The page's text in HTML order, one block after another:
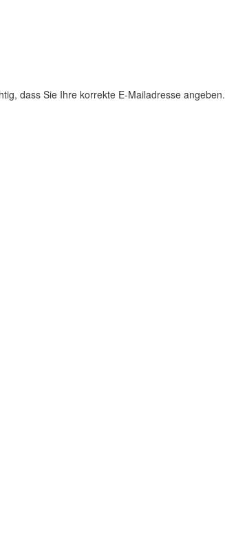
dass Sie Ihre korrekte E-Mailadresse angeben.